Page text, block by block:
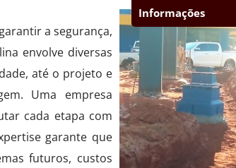
a segurança,
envolve diversas
até o projeto e
Uma empresa
cada etapa com
garante que
futuros, custos
Informações